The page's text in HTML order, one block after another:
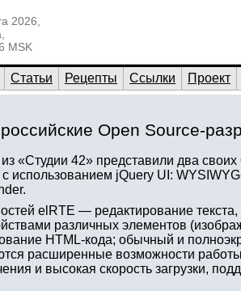
2026,
MSK
Статьи Рецепты Ссылки Проект
Open Source-
«Студии 42» представили два
использованием jQuery UI:
elRTE — редактирование текста,
различных элементов
HTML-кода; обычный и
расширенные возможности
и высокая скорость загрузки,